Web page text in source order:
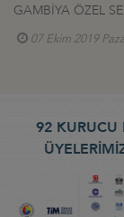
GAMBİYA ÖZEL
07 Ekim 2019
92 KURUCU